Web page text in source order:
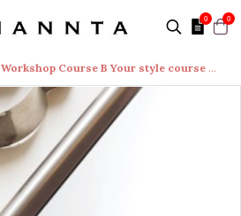
0 0
Workshop Course B Your style course ( จี้หรือต่างหู) 5 g.